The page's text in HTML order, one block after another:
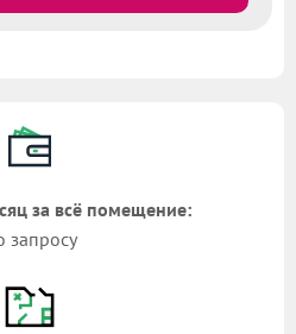
за всё помещение:
запросу